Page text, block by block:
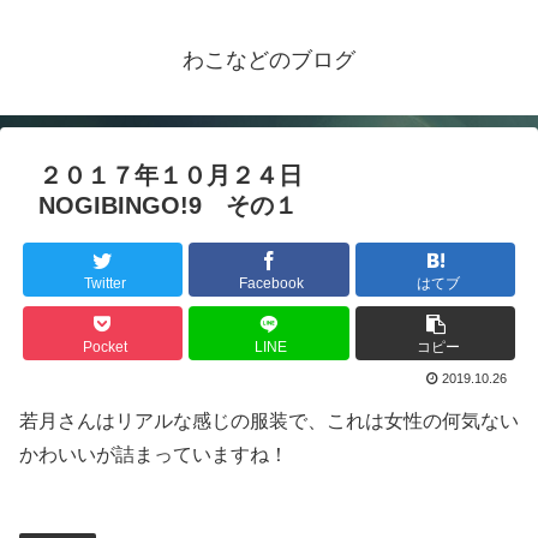
わこなどのブログ
２０１７年１０月２４日
NOGIBINGO!9 その１
Twitter Facebook はてブ
Pocket LINE コピー
2019.10.26
若月さんはリアルな感じの服装で、これは女性の何気ない
かわいいが詰まっていますね！